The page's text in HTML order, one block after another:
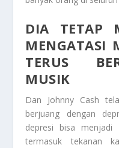
DIA TETAP
MENGATASI
TERUS
MUSIK
Dan Johnny Cash
berjuang dengan
depresi bisa menjadi
termasuk tekanan